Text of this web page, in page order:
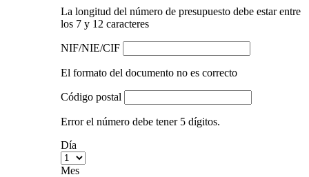
La longitud del número de presupuesto debe estar entre
los 7 y 12 caracteres
NIF/NIE/CIF
El formato del documento no es correcto
Código postal
Error el número debe tener 5 dígitos.
Día
Mes